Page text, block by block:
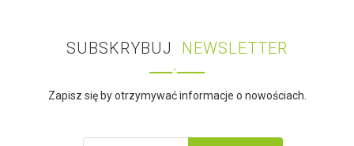
SUBSKRYBUJ NEWSLETTER
Zapisz się by otrzymywać informacje o nowościach.